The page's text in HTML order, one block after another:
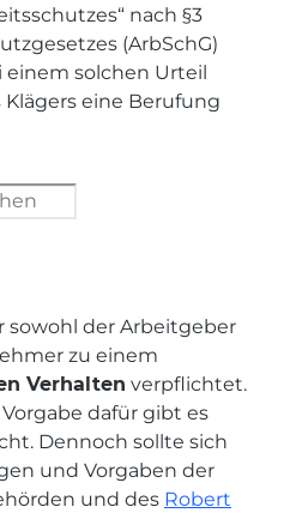
nach §3
(ArbSchG)
solchen Urteil
eine Berufung
sowohl der Arbeitgeber
zu einem
Verhalten verpflichtet.
dafür gibt es
Dennoch sollte sich
und Vorgaben der
und des Robert